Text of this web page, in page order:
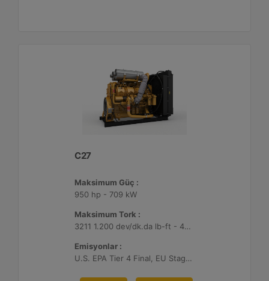
C27
Maksimum Güç :
950 hp - 709 kW
Maksimum Tork :
3211 1.200 dev/dk.da lb-ft - 4354 1.200 dev/dk.da Nm
Emisyonlar :
U.S. EPA Tier 4 Final, EU Stage V